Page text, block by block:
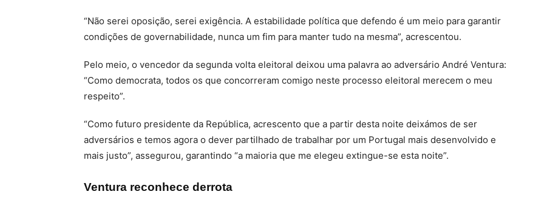
“Não serei oposição, serei exigência. A estabilidade política que defendo é um meio para garantir
condições de governabilidade, nunca um fim para manter tudo na mesma”, acrescentou.
Pelo meio, o vencedor da segunda volta eleitoral deixou uma palavra ao adversário André Ventura:
“Como democrata, todos os que concorreram comigo neste processo eleitoral merecem o meu
respeito”.
“Como futuro presidente da República, acrescento que a partir desta noite deixámos de ser
adversários e temos agora o dever partilhado de trabalhar por um Portugal mais desenvolvido e
mais justo”, assegurou, garantindo “a maioria que me elegeu extingue-se esta noite”.
Ventura reconhece derrota